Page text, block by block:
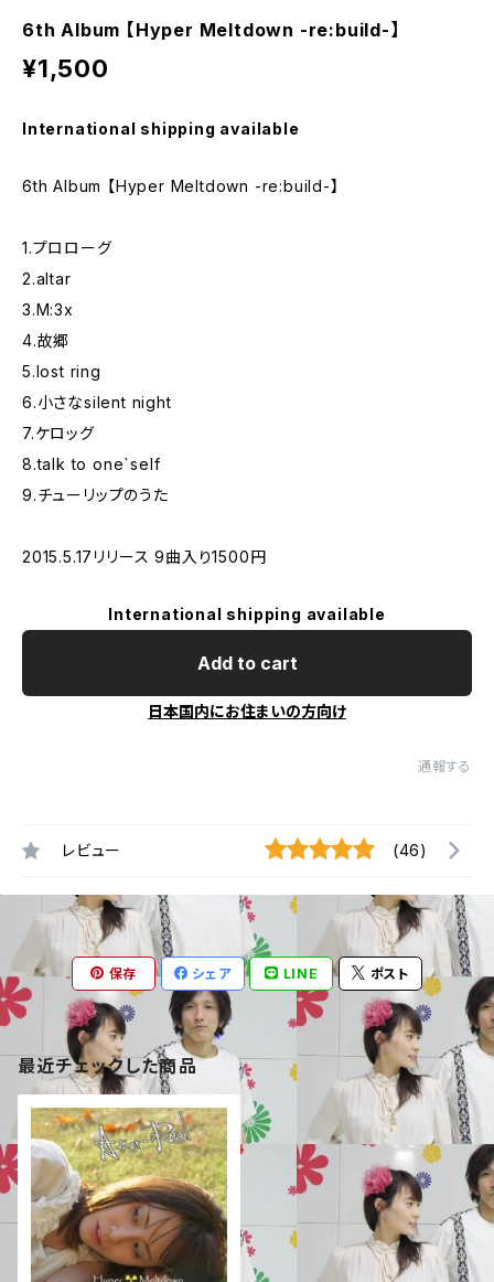
6th Album 【Hyper Meltdown -re:build-】
¥1,500
International shipping available
6th Album 【Hyper Meltdown -re:build-】
1.プロローグ
2.altar
3.M:3x
4.故郷
5.lost ring
6.小さなsilent night
7.ケロッグ
8.talk to one`self
9.チューリップのうた
2015.5.17リリース 9曲入り1500円
International shipping available
Add to cart
日本国内にお住まいの方向け
通報する
レビュー (46)
保存 シェア LINE ポスト
最近チェックした商品